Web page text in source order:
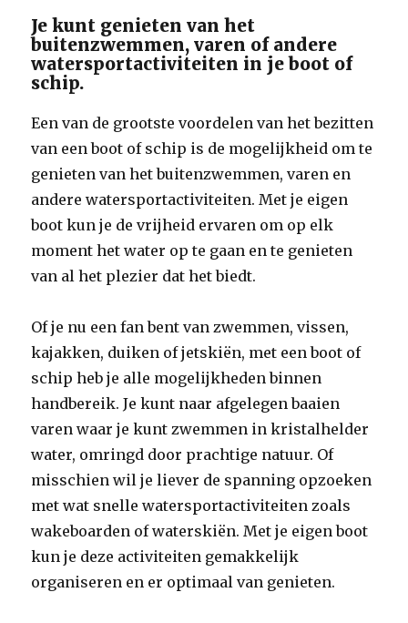
Je kunt genieten van het
buitenzwemmen, varen of andere
watersportactiviteiten in je boot of
schip.
Een van de grootste voordelen van het bezitten
van een boot of schip is de mogelijkheid om te
genieten van het buitenzwemmen, varen en
andere watersportactiviteiten. Met je eigen
boot kun je de vrijheid ervaren om op elk
moment het water op te gaan en te genieten
van al het plezier dat het biedt.
Of je nu een fan bent van zwemmen, vissen,
kajakken, duiken of jetskiën, met een boot of
schip heb je alle mogelijkheden binnen
handbereik. Je kunt naar afgelegen baaien
varen waar je kunt zwemmen in kristalhelder
water, omringd door prachtige natuur. Of
misschien wil je liever de spanning opzoeken
met wat snelle watersportactiviteiten zoals
wakeboarden of waterskiën. Met je eigen boot
kun je deze activiteiten gemakkelijk
organiseren en er optimaal van genieten.